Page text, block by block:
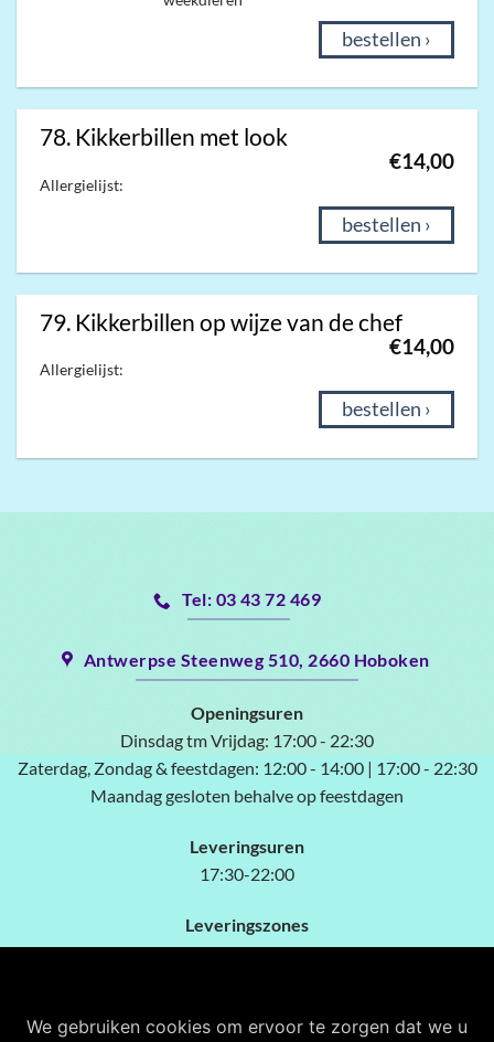
bestellen ›
78. Kikkerbillen met look
€14,00
Allergielijst:
bestellen ›
79. Kikkerbillen op wijze van de chef
€14,00
Allergielijst:
bestellen ›
Tel: 03 43 72 469
Antwerpse Steenweg 510, 2660 Hoboken
Openingsuren
Dinsdag tm Vrijdag: 17:00 - 22:30
Zaterdag, Zondag & feestdagen: 12:00 - 14:00 | 17:00 - 22:30
Maandag gesloten behalve op feestdagen
Leveringsuren
17:30-22:00
Leveringszones
2660 Hoboken vanaf 15.00€
2620 Hemiksem vanaf 30.00€
We gebruiken cookies om ervoor te zorgen dat we u